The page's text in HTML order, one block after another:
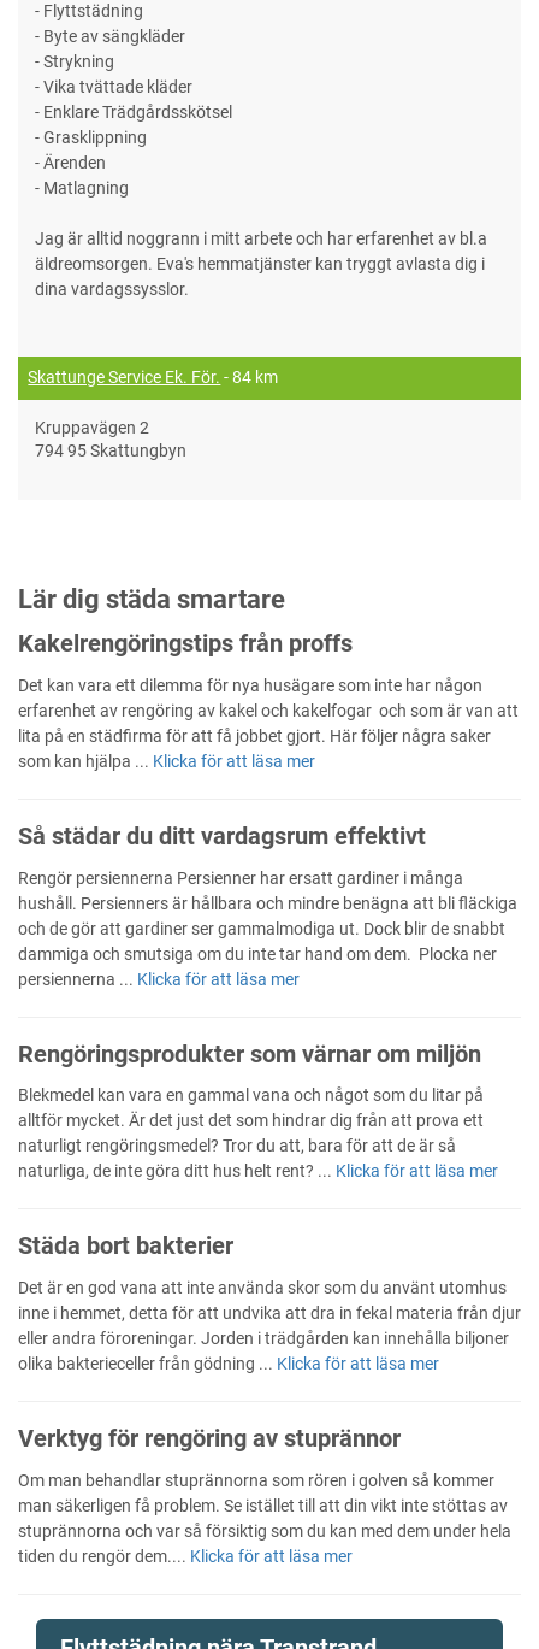
- Flyttstädning
- Byte av sängkläder
- Strykning
- Vika tvättade kläder
- Enklare Trädgårdsskötsel
- Grasklippning
- Ärenden
- Matlagning
Jag är alltid noggrann i mitt arbete och har erfarenhet av bl.a
äldreomsorgen. Eva's hemmatjänster kan tryggt avlasta dig i
dina vardagssysslor.
Skattunge Service Ek. För. - 84 km
Kruppavägen 2
794 95 Skattungbyn
Lär dig städa smartare
Kakelrengöringstips från proffs
Det kan vara ett dilemma för nya husägare som inte har någon
erfarenhet av rengöring av kakel och kakelfogar och som är van att
lita på en städfirma för att få jobbet gjort. Här följer några saker
som kan hjälpa ... Klicka för att läsa mer
Så städar du ditt vardagsrum effektivt
Rengör persiennerna Persienner har ersatt gardiner i många
hushåll. Persienners är hållbara och mindre benägna att bli fläckiga
och de gör att gardiner ser gammalmodiga ut. Dock blir de snabbt
dammiga och smutsiga om du inte tar hand om dem. Plocka ner
persiennerna ... Klicka för att läsa mer
Rengöringsprodukter som värnar om miljön
Blekmedel kan vara en gammal vana och något som du litar på
alltför mycket. Är det just det som hindrar dig från att prova ett
naturligt rengöringsmedel? Tror du att, bara för att de är så
naturliga, de inte göra ditt hus helt rent? ... Klicka för att läsa mer
Städa bort bakterier
Det är en god vana att inte använda skor som du använt utomhus
inne i hemmet, detta för att undvika att dra in fekal materia från djur
eller andra föroreningar. Jorden i trädgården kan innehålla biljoner
olika bakterieceller från gödning ... Klicka för att läsa mer
Verktyg för rengöring av stuprännor
Om man behandlar stuprännorna som rören i golven så kommer
man säkerligen få problem. Se istället till att din vikt inte stöttas av
stuprännorna och var så försiktig som du kan med dem under hela
tiden du rengör dem.... Klicka för att läsa mer